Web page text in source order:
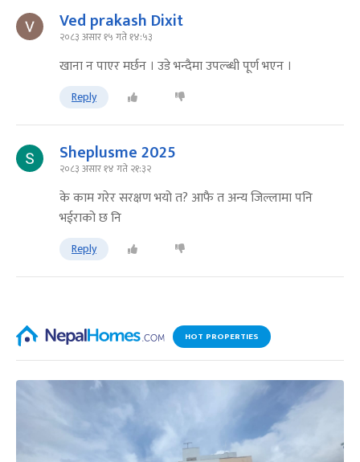
Ved prakash Dixit
२०८३ असार १५ गते १४:५३
खाना न पाएर मर्छन । उड‍े भन्दैमा उपल्ब्धी पूर्ण भएन ।
Reply
Sheplusme 2025
२०८३ असार १४ गते २१:३२
के काम गरेर सरक्षण भयो त? आफै त अन्य जिल्लामा पनि
भईराको छ नि
Reply
HOT PROPERTIES